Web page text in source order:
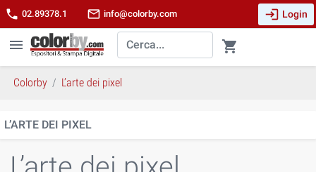
phone 02.89378.1 mail_outline info@colorby.com login Login
menu shopping_cart
Colorby L’arte dei pixel
L’ARTE DEI PIXEL